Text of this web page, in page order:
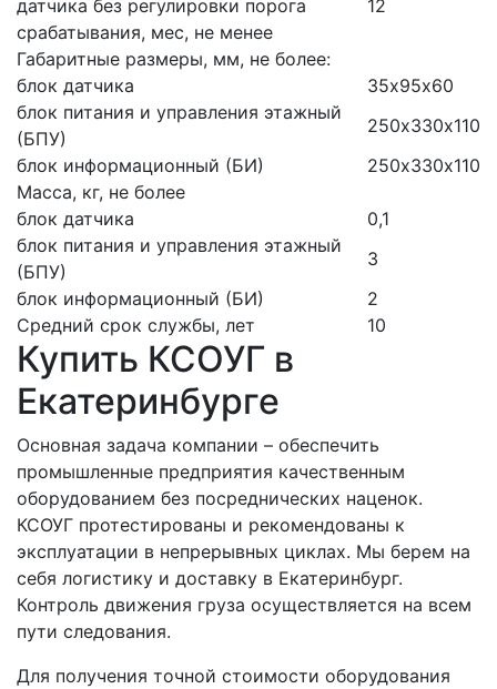
датчика без регулировки порога
срабатывания, мес, не менее
12
Габаритные размеры, мм, не более:
блок датчика
35х95х60
блок питания и управления этажный
(БПУ)
250х330х110
блок информационный (БИ)
250х330х110
Масса, кг, не более
блок датчика
0,1
блок питания и управления этажный
(БПУ)
3
блок информационный (БИ)
2
Средний срок службы, лет
10
Купить КСОУГ в
Екатеринбурге
Основная задача компании – обеспечить
промышленные предприятия качественным
оборудованием без посреднических наценок.
КСОУГ протестированы и рекомендованы к
эксплуатации в непрерывных циклах. Мы берем на
себя логистику и доставку в Екатеринбург.
Контроль движения груза осуществляется на всем
пути следования.
Для получения точной стоимости оборудования